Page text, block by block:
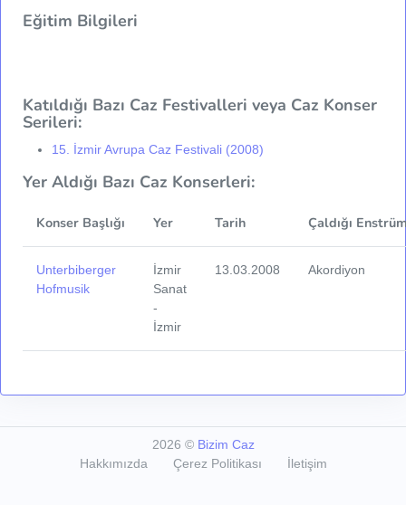
Eğitim Bilgileri
Katıldığı Bazı Caz Festivalleri veya Caz Konser
Serileri:
15. İzmir Avrupa Caz Festivali (2008)
Yer Aldığı Bazı Caz Konserleri:
Konser Başlığı Yer Tarih Çaldığı
Unterbiberger
Hofmusik
İzmir
Sanat
-
İzmir
13.03.2008 Akordiyon
2026 © Bizim Caz
Hakkımızda
Çerez Politikası İletişim